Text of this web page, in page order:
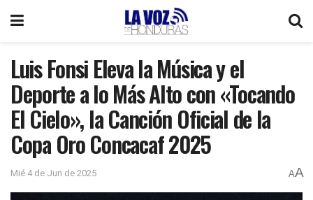
Luis Fonsi Eleva la Música y el
Deporte a lo Más Alto con «Tocando
El Cielo», la Canción Oficial de la
Copa Oro Concacaf 2025
Mié 4 de Jun de 2025 AA